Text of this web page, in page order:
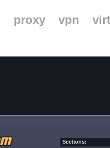
proxy vpn
Sections: